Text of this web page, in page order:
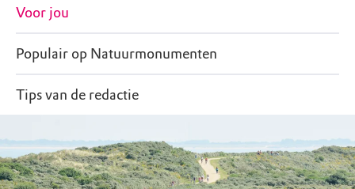
Voor jou
Populair op Natuurmonumenten
Tips van de redactie